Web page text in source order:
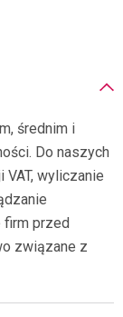
średnim i
Do naszych
wyliczanie
firm przed
związane z